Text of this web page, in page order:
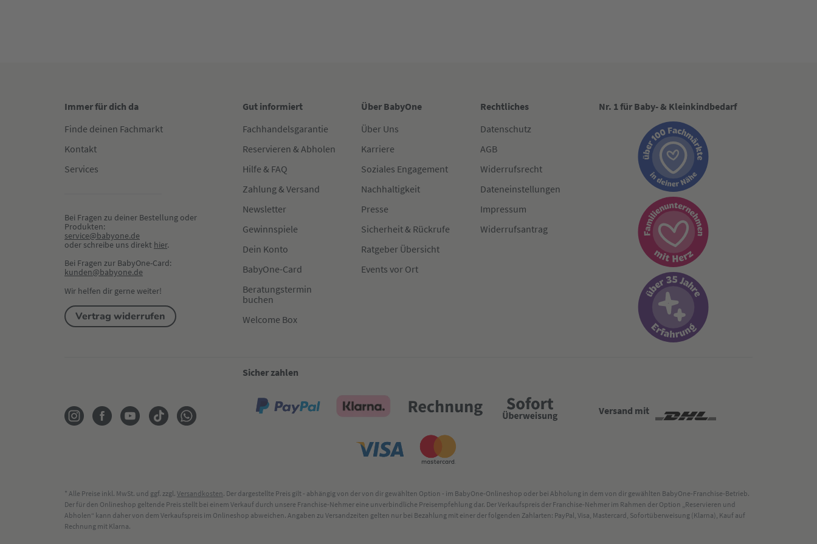
Immer für dich da
Finde deinen Fachmarkt
Kontakt
Services
Bei Fragen zu deiner Bestellung oder
Produkten:
service@babyone.de
oder schreibe uns direkt hier.
Bei Fragen zur BabyOne-Card:
kunden@babyone.de
Wir helfen dir gerne weiter!
Vertrag widerrufen
Gut informiert
Fachhandelsgarantie
Reservieren & Abholen
Hilfe & FAQ
Zahlung & Versand
Newsletter
Gewinnspiele
Dein Konto
BabyOne-Card
Beratungstermin
buchen
Welcome Box
Über BabyOne
Über Uns
Karriere
Soziales Engagement
Nachhaltigkeit
Presse
Sicherheit & Rückrufe
Ratgeber Übersicht
Events vor Ort
Rechtliches
Datenschutz
AGB
Widerrufsrecht
Dateneinstellungen
Impressum
Widerrufsantrag
Nr. 1 für Baby- & Kleinkindbedarf
Sicher zahlen
Versand mit
* Alle Preise inkl. MwSt. und ggf. zzgl. Versandkosten. Der dargestellte Preis gilt - abhängig von der von dir gewählten Option - im BabyOne-Onlineshop oder bei Abholung in dem von dir gewählten BabyOne-Franchise-Betrieb.
Der für den Onlineshop geltende Preis stellt bei einem Verkauf durch unsere Franchise-Nehmer eine unverbindliche Preisempfehlung dar. Der Verkaufspreis der Franchise-Nehmer im Rahmen der Option „Reservieren und
Abholen“ kann daher von dem Verkaufspreis im Onlineshop abweichen. Angaben zu Versandzeiten gelten nur bei Bezahlung mit einer der folgenden Zahlarten: PayPal, Visa, Mastercard, Sofortüberweisung (Klarna), Kauf auf
Rechnung mit Klarna.